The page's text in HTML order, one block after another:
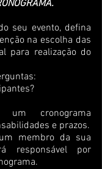
seu evento, defina
na escolha das
para realização do
um cronograma
e prazos.
membro da sua
responsável por